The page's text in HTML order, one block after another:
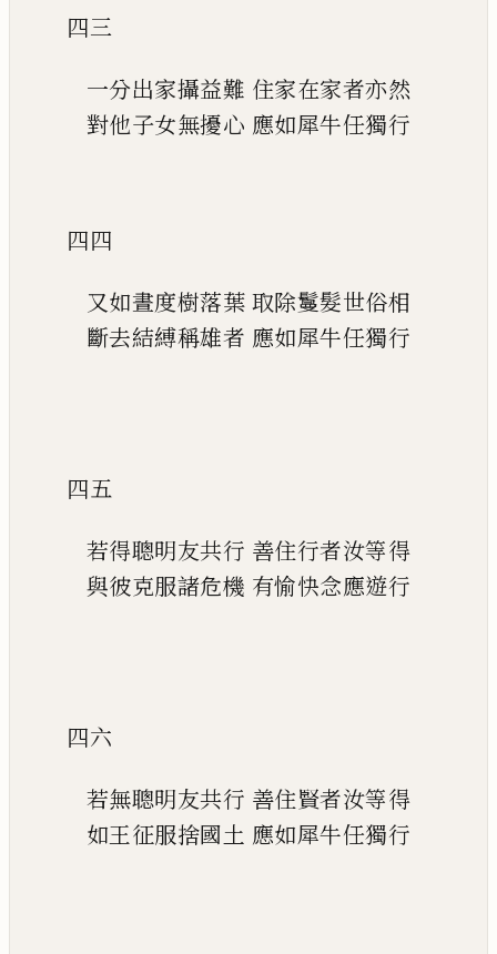
四三
一分出家攝益難 住家在家者亦然
對他子女無擾心 應如犀牛任獨行
四四
又如晝度樹落葉 取除鬘髮世俗相
斷去結縛稱雄者 應如犀牛任獨行
四五
若得聰明友共行 善住行者汝等得
與彼克服諸危機 有愉快念應遊行
四六
若無聰明友共行 善住賢者汝等得
如王征服捨國土 應如犀牛任獨行